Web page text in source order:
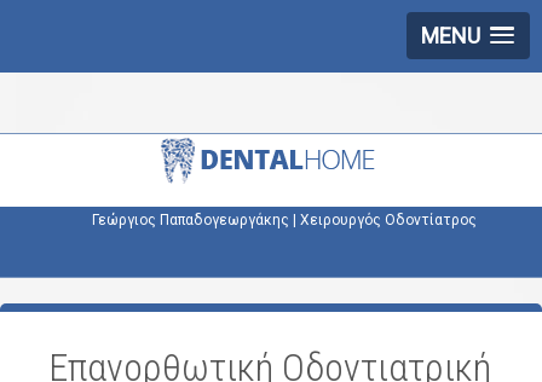
MENU
Γεώργιος Παπαδογεωργάκης | Χειρουργός Οδοντίατρος
Επανορθωτική Οδοντιατρική